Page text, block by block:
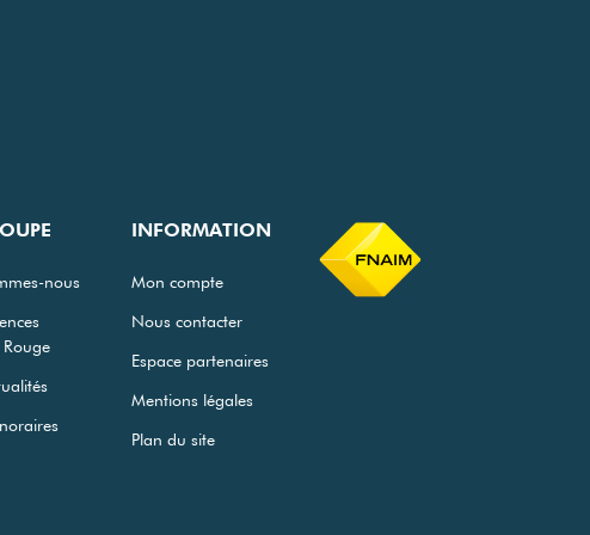
nous
INFORMATION
Mon compte
Nous contacter
Espace partenaires
Mentions légales
Plan du site